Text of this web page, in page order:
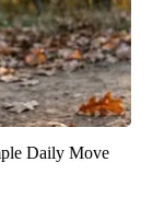
Daily Move